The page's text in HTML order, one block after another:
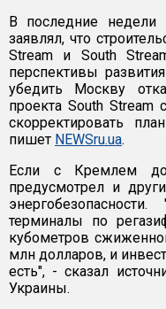
В последние недели
заявлял, что
Stream и South
перспективы
убедить Москву
проекта South
скорректировать
пишет NEWSru.ua.
Если с Кремлем
предусмотрел и
терминалы по
кубометров
млн долларов, и
есть", - сказал
Украины.